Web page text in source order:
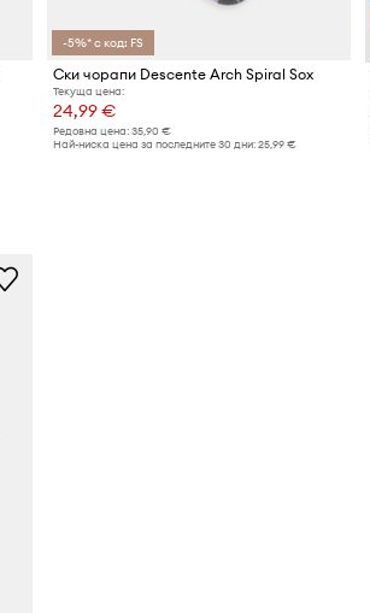
-5%* с код: FS
Ски чорапи Descente Arch Spiral Sox
Текуща цена:
24,99 €
Редовна цена: 35,90 €
Най-ниска цена за последните 30 дни: 25,99 €